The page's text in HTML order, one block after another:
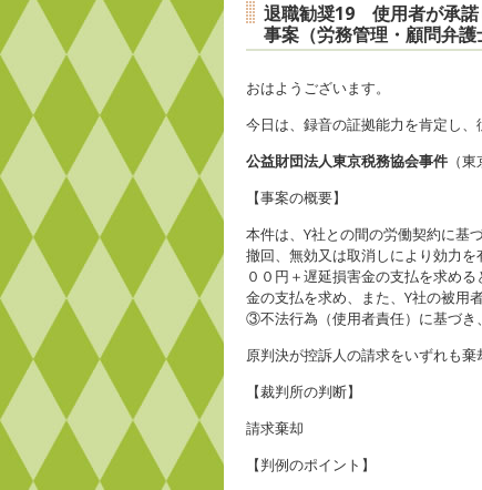
退職勧奨19 使用者が承諾
事案（労務管理・顧問弁護
おはようございます。
今日は、録音の証拠能力を肯定し、
公益財団法人東京税務協会事件 （
【事案の概要】
本件は、Y社との間の労働契約に基
撤回、無効又は取消しにより効力
００円＋遅延損害金の支払を求め
金の支払を求め、また、Y社の被用
③不法行為（使用者責任）に基づき
原判決が控訴人の請求をいずれも棄
【裁判所の判断】
請求棄却
【判例のポイント】